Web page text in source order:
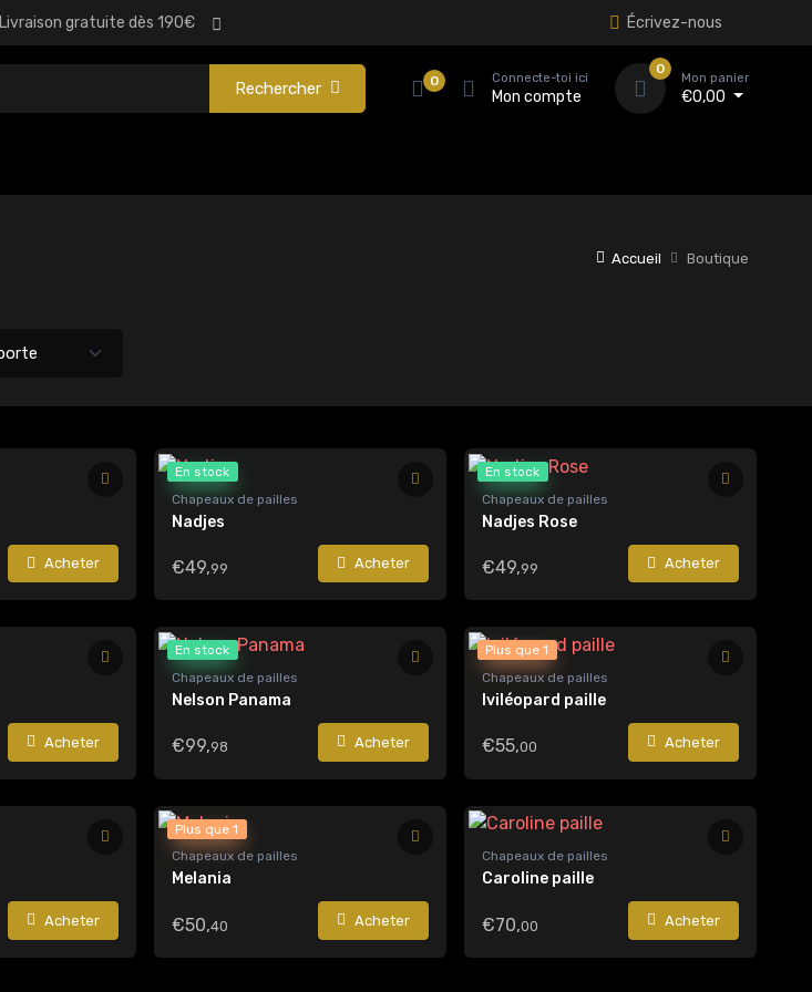
Livraison gratuite dès 190€ Écrivez-nous
Rechercher 0 Connecte-toi ici
Mon compte
0
Mon panier
€0,00
Accueil Boutique
Acheter
En stock
Chapeaux de pailles
Nadjes
€49,99 Acheter
En stock
Chapeaux de pailles
Nadjes Rose
€49,99 Acheter
Acheter
En stock
Chapeaux de pailles
Nelson Panama
€99,98 Acheter
Plus que 1
Chapeaux de pailles
Iviléopard paille
€55,00 Acheter
Acheter
Plus que 1
Chapeaux de pailles
Melania
€50,40 Acheter
Chapeaux de pailles
Caroline paille
€70,00 Acheter